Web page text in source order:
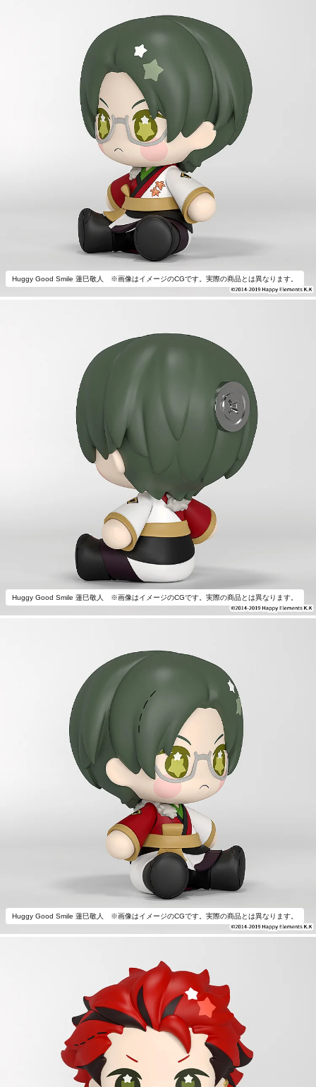
Huggy Good Smile 蓮巳敬人 ※画像はイメージのCGです。実際の商品とは異なります。
Huggy Good Smile 蓮巳敬人 ※画像はイメージのCGです。実際の商品とは異なります。
Huggy Good Smile 蓮巳敬人 ※画像はイメージのCGです。実際の商品とは異なります。